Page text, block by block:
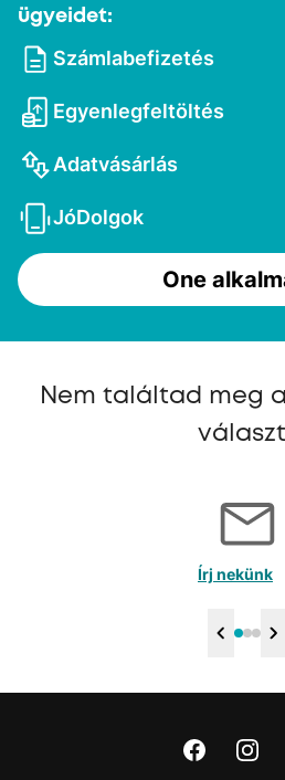
ügyeidet:
Számlabefizetés
Egyenlegfeltöltés
Adatvásárlás
JóDolgok
One
Nem találtad meg
Írj nekünk